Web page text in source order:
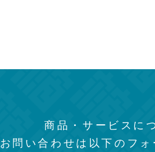
商品・サービスに
お問い合わせは以下のフォ